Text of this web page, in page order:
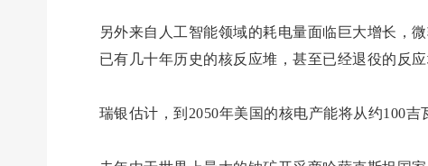
另外来自人工智能领域的耗电量面临巨大增长，
已有几十年历史的核反应堆，甚至已经退役的反应
瑞银估计，到2050年美国的核电产能将从约100吉